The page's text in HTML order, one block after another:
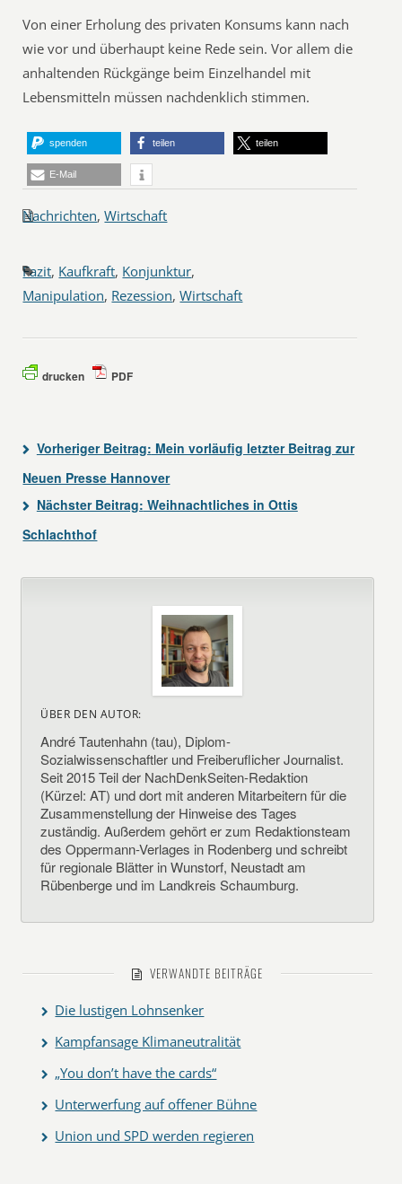
Von einer Erholung des privaten Konsums kann nach
wie vor und überhaupt keine Rede sein. Vor allem die
anhaltenden Rückgänge beim Einzelhandel mit
Lebensmitteln müssen nachdenklich stimmen.
spenden teilen teilen
E-Mail
Nachrichten,Wirtschaft
Fazit, Kaufkraft, Konjunktur,
Manipulation, Rezession,Wirtschaft
drucken PDF
Vorheriger Beitrag: Mein vorläufig letzter Beitrag zur
Neuen Presse Hannover
Nächster Beitrag: Weihnachtliches in Ottis
Schlachthof
ÜBER DEN AUTOR:
André Tautenhahn (tau), Diplom-
Sozialwissenschaftler und Freiberuflicher Journalist.
Seit 2015 Teil der NachDenkSeiten-Redaktion
(Kürzel: AT) und dort mit anderen Mitarbeitern für die
Zusammenstellung der Hinweise des Tages
zuständig. Außerdem gehört er zum Redaktionsteam
des Oppermann-Verlages in Rodenberg und schreibt
für regionale Blätter in Wunstorf, Neustadt am
Rübenberge und im Landkreis Schaumburg.
VERWANDTE BEITRÄGE
Die lustigen Lohnsenker
Kampfansage Klimaneutralität
„You don’t have the cards“
Unterwerfung auf offener Bühne
Union und SPD werden regieren